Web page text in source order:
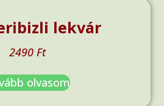
lekvár
2490 Ft
olvasom